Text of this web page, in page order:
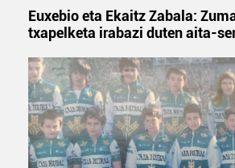
Euxebio eta Ekaitz Zabala:
txapelketa irabazi duten aita-